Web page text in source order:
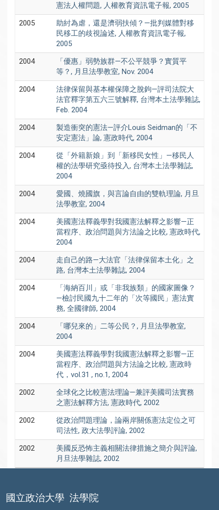
憲法人權問題, 人權教育資訊電子報, 2005
2005
助紂為虐，還是濟弱扶傾？—批判媒體對移
民移工的歧視論述, 人權教育資訊電子報,
2005
2004
「優惠」弱勢族群—不公平競爭？實質平
等？, 月旦法學教室, Nov. 2004
2004
法律保留與基本權保障之脫鉤—評司法院大
法官釋字第五六三號解釋, 台灣本土法學雜誌,
Feb. 2004
2004
製造衝突的憲法—評介Louis Seidman的「不
安定憲法」論, 憲政時代, 2004
2004
從「外籍新娘」到「新移民女性」—移民人
權的法學研究亟待投入, 台灣本土法學雜誌,
2004
2004
愛國、燒國旗，與言論自由的雙軌理論, 月旦
法學教室, 2004
2004
美國憲法釋義學對我國憲法解釋之影響—正
當程序、政治問題與方法論之比較, 憲政時代,
2004
2004
走自己的路—大法官「法律保留本土化」之
路, 台灣本土法學雜誌, 2004
2004
「海納百川」或「非我族類」的國家圖像？
—檢討民國九十二年的「次等國民」憲法實
務, 全國律師, 2004
2004
「哪兒來的」二等公民？, 月旦法學教室,
2004
2004
美國憲法釋義學對我國憲法解釋之影響—正
當程序、政治問題與方法論之比較, 憲政時
代，vol.31 , no.1, 2004
2002
全球化之比較憲法理論—兼評美國司法實務
之憲法解釋方法, 憲政時代, 2002
2002
從政治問題理論，論兩岸關係憲法定位之可
司法性, 政大法學評論, 2002
2002
美國反恐怖主義相關法律措施之簡介與評論,
月旦法學雜誌, 2002
國立政治大學 法學院